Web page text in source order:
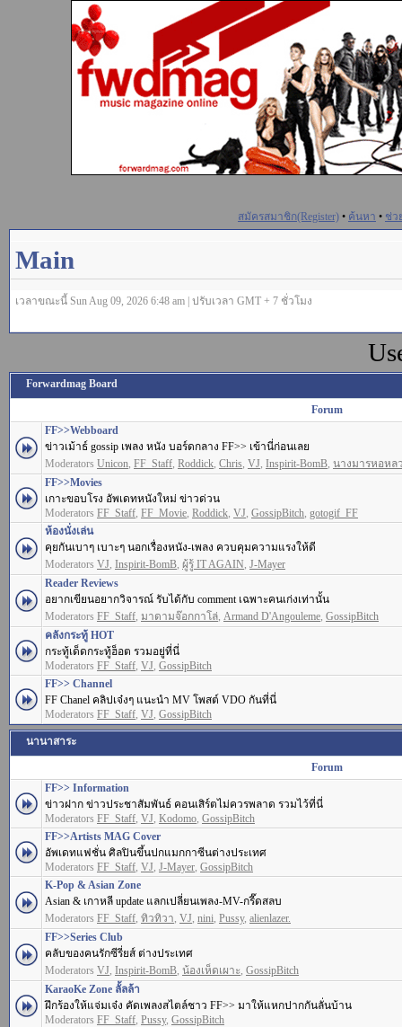
สมัครสมาชิก(Register) • ค้นหา • ช่ว
Main
เวลาขณะนี้ Sun Aug 09, 2026 6:48 am | ปรับเวลา GMT + 7 ชั่วโมง
Forwardmag Board
Forum
FF>>Webboard
ข่าวเม้าธ์ gossip เพลง หนัง บอร์ดกลาง FF>> เข้านี่ก่อนเลย
Moderators Unicon, FF_Staff, Roddick, Chris, VJ, Inspirit-BomB, นางมารหอหล
FF>>Movies
เกาะขอบโรง อัพเดทหนังใหม่ ข่าวด่วน
Moderators FF_Staff, FF_Movie, Roddick, VJ, GossipBitch, gotogif_FF
ห้องนั่งเล่น
คุยกันเบาๆ เบาะๆ นอกเรื่องหนัง-เพลง ควบคุมความแรงให้ดี
Moderators VJ, Inspirit-BomB, ผู้รู้ IT AGAIN, J-Mayer
Reader Reviews
อยากเขียนอยากวิจารณ์ รับได้กับ comment เฉพาะคนเก่งเท่านั้น
Moderators FF_Staff, มาดามจ๊อกกาโล่, Armand D'Angouleme, GossipBitch
คลังกระทู้ HOT
กระทู้เด็ดกระทู้ฮ็อต รวมอยู่ที่นี่
Moderators FF_Staff, VJ, GossipBitch
FF>> Channel
FF Chanel คลิปเจ๋งๆ แนะนำ MV โพสต์ VDO กันที่นี่
Moderators FF_Staff, VJ, GossipBitch
นานาสาระ
Forum
FF>> Information
ข่าวฝาก ข่าวประชาสัมพันธ์ คอนเสิร์ตไม่ควรพลาด รวมไว้ที่นี่
Moderators FF_Staff, VJ, Kodomo, GossipBitch
FF>>Artists MAG Cover
อัพเดทแฟชั่น ศิลปินขึ้นปกแมกกาซีนต่างประเทศ
Moderators FF_Staff, VJ, J-Mayer, GossipBitch
K-Pop & Asian Zone
Asian & เกาหลี update แลกเปลี่ยนเพลง-MV-กรี๊ดสลบ
Moderators FF_Staff, ทิวทิวา, VJ, nini, Pussy, alienlazer.
FF>>Series Club
คลับของคนรักซีรี่ยส์ ต่างประเทศ
Moderators VJ, Inspirit-BomB, น้องเห็ดเผาะ, GossipBitch
KaraoKe Zone ลั้ลล้า
ฝึกร้องให้แจ่มเจ๋ง คัดเพลงสไตล์ชาว FF>> มาให้แหกปากกันลั่นบ้าน
Moderators FF_Staff, Pussy, GossipBitch